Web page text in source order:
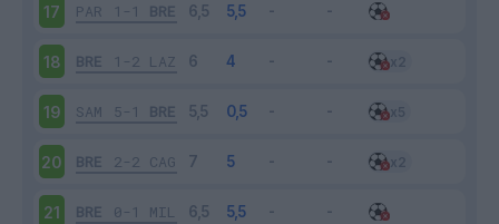
17 PAR 1-1 BRE
18 BRE 1-2 LAZ
19 SAM 5-1 BRE
20 BRE 2-2 CAG
21 BRE 0-1 MIL